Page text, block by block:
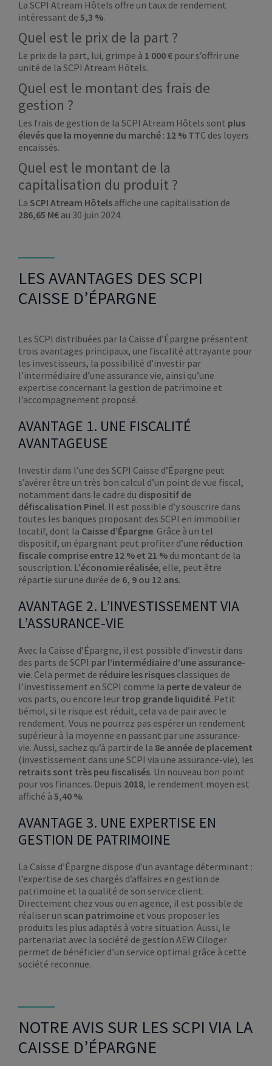
La SCPI Atream Hôtels offre un taux de rendement
intéressant de 5,3 %.
Quel est le prix de la part ?
Le prix de la part, lui, grimpe à 1 000 € pour s’offrir une
unité de la SCPI Atream Hôtels.
Quel est le montant des frais de
gestion ?
Les frais de gestion de la SCPI Atream Hôtels sont plus
élevés que la moyenne du marché : 12 % TTC des loyers
encaissés.
Quel est le montant de la
capitalisation du produit ?
La SCPI Atream Hôtels affiche une capitalisation de
286,65 M€ au 30 juin 2024.
LES AVANTAGES DES SCPI
CAISSE D’ÉPARGNE
Les SCPI distribuées par la Caisse d’Épargne présentent
trois avantages principaux, une fiscalité attrayante pour
les investisseurs, la possibilité d’investir par
l’intermédiaire d’une assurance vie, ainsi qu’une
expertise concernant la gestion de patrimoine et
l’accompagnement proposé.
AVANTAGE 1. UNE FISCALITÉ
AVANTAGEUSE
Investir dans l’une des SCPI Caisse d’Épargne peut
s’avérer être un très bon calcul d’un point de vue fiscal,
notamment dans le cadre du dispositif de
défiscalisation Pinel. Il est possible d’y souscrire dans
toutes les banques proposant des SCPI en immobilier
locatif, dont la Caisse d’Épargne. Grâce à un tel
dispositif, un épargnant peut profiter d’une réduction
fiscale comprise entre 12 % et 21 % du montant de la
souscription. L’économie réalisée, elle, peut être
répartie sur une durée de 6, 9 ou 12 ans.
AVANTAGE 2. L’INVESTISSEMENT VIA
L’ASSURANCE-VIE
Avec la Caisse d’Épargne, il est possible d’investir dans
des parts de SCPI par l’intermédiaire d’une assurance-
vie. Cela permet de réduire les risques classiques de
l’investissement en SCPI comme la perte de valeur de
vos parts, ou encore leur trop grande liquidité. Petit
bémol, si le risque est réduit, cela va de pair avec le
rendement. Vous ne pourrez pas espérer un rendement
supérieur à la moyenne en passant par une assurance-
vie. Aussi, sachez qu’à partir de la 8e année de placement
(investissement dans une SCPI via une assurance-vie), les
retraits sont très peu fiscalisés. Un nouveau bon point
pour vos finances. Depuis 2018, le rendement moyen est
affiché à 5,40 %.
AVANTAGE 3. UNE EXPERTISE EN
GESTION DE PATRIMOINE
La Caisse d’Épargne dispose d’un avantage déterminant :
l’expertise de ses chargés d’affaires en gestion de
patrimoine et la qualité de son service client.
Directement chez vous ou en agence, il est possible de
réaliser un scan patrimoine et vous proposer les
produits les plus adaptés à votre situation. Aussi, le
partenariat avec la société de gestion AEW Ciloger
permet de bénéficier d’un service optimal grâce à cette
société reconnue.
NOTRE AVIS SUR LES SCPI VIA LA
CAISSE D’ÉPARGNE